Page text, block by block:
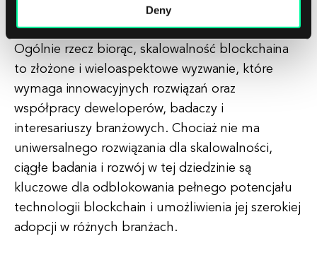
Deny
Ogólnie rzecz biorąc, skalowalność blockchaina
to złożone i wieloaspektowe wyzwanie, które
wymaga innowacyjnych rozwiązań oraz
współpracy deweloperów, badaczy i
interesariuszy branżowych. Chociaż nie ma
uniwersalnego rozwiązania dla skalowalności,
ciągłe badania i rozwój w tej dziedzinie są
kluczowe dla odblokowania pełnego potencjału
technologii blockchain i umożliwienia jej szerokiej
adopcji w różnych branżach.